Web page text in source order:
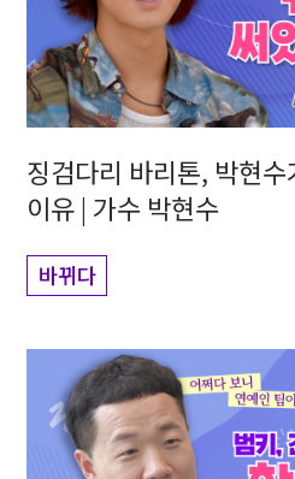
징검다리 바리톤, 박현
이유 | 가수 박현수
바뀌다